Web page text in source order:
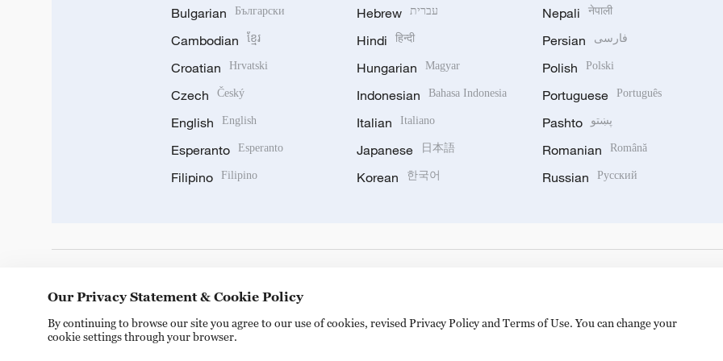
Bulgarian Български
Cambodian ខ្មែរ
Croatian Hrvatski
Czech Český
English English
Esperanto Esperanto
Filipino Filipino
Hebrew עברית
Hindi हिन्दी
Hungarian Magyar
Indonesian Bahasa Indonesia
Italian Italiano
Japanese 日本語
Korean 한국어
Nepali नेपाली
Persian فارسی
Polish Polski
Portuguese Português
Pashto پښتو
Romanian Română
Russian Русский
Our Privacy Statement & Cookie Policy
By continuing to browse our site you agree to our use of cookies, revised Privacy Policy and Terms of Use. You can change your
cookie settings through your browser.